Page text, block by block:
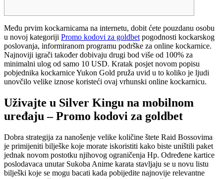
Među prvim kockarnicama na internetu, dobit ćete pouzdanu osobu
u novoj kategoriji Promo kodovi za goldbetpogodnosti kockarskog
poslovanja, informiranom programu podrške za online kockarnice.
Najnoviji igrači također dobivaju drugi bod više od 100% za
minimalni ulog od samo 10 USD. Kratak posjet novom popisu
pobjednika kockarnice Yukon Gold pruža uvid u to koliko je ljudi
unovčilo velike iznose koristeći ovaj vrhunski online kockarnicu.
Uživajte u Silver Kingu na mobilnom
uređaju – Promo kodovi za goldbet
Dobra strategija za nanošenje velike količine štete Raid Bossovima
je primijeniti bilješke koje morate iskoristiti kako biste uništili paket
jednak novom postotku njihovog ograničenja Hp. Određene kartice
poslodavaca unutar Sukoba Anime karata stavljaju se u novu listu
bilješki koje se mogu bacati kada pobijedite najnovije relevantne